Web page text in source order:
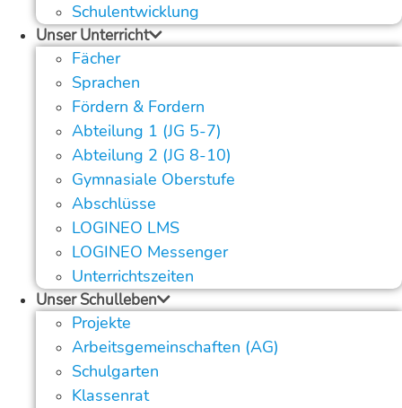
Schulentwicklung
Unser Unterricht
Fächer
Sprachen
Fördern & Fordern
Abteilung 1 (JG 5-7)
Abteilung 2 (JG 8-10)
Gymnasiale Oberstufe
Abschlüsse
LOGINEO LMS
LOGINEO Messenger
Unterrichtszeiten
Unser Schulleben
Projekte
Arbeitsgemeinschaften (AG)
Schulgarten
Klassenrat